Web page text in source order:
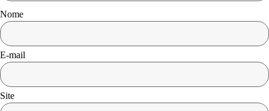
Nome
E-mail
Site